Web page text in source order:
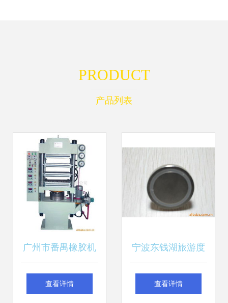
PRODUCT
产品列表
广州市番禺橡胶机
械厂电子元件成型
查看详情
宁波东钱湖旅游度
假区宝磊机械配件
查看详情